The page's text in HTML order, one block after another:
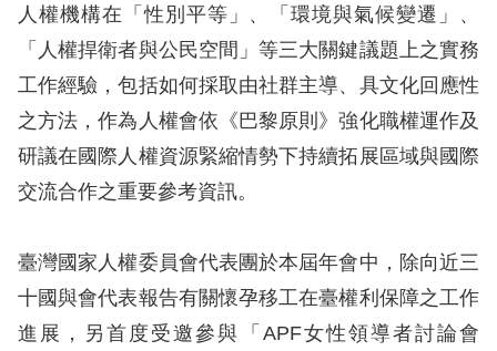
息
人
權
業
務
心
人
權
公
人權機構在「性別平等」、「環境與氣候變遷」、
「人權捍衛者與公民空間」等三大關鍵議題上之實務
工作經驗，包括如何採取由社群主導、具文化回應性
之方法，作為人權會依《巴黎原則》強化職權運作及
研議在國際人權資源緊縮情勢下持續拓展區域與國際
交流合作之重要參考資訊。
臺灣國家人權委員會代表團於本屆年會中，除向近三
十國與會代表報告有關懷孕移工在臺權利保障之工作
進展，另首度受邀參與「APF女性領導者討論會